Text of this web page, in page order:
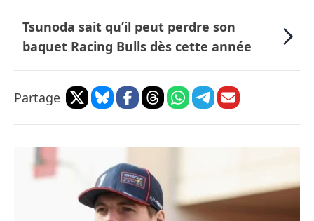
Tsunoda sait qu’il peut perdre son
baquet Racing Bulls dès cette année
Partage